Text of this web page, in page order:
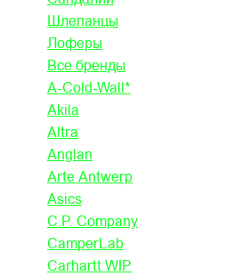
Шлепанцы
Лоферы
Все бренды
A-Cold-Wall*
Akila
Altra
Anglan
Arte Antwerp
Asics
C.P. Company
CamperLab
Carhartt WIP